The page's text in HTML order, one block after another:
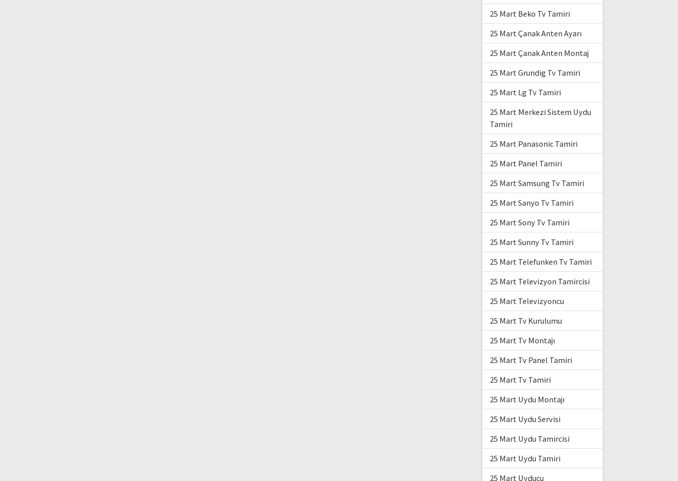
25 Mart Beko Tv Tamiri
25 Mart Çanak Anten Ayarı
25 Mart Çanak Anten Montaj
25 Mart Grundig Tv Tamiri
25 Mart Lg Tv Tamiri
25 Mart Merkezi Sistem Uydu
Tamiri
25 Mart Panasonic Tamiri
25 Mart Panel Tamiri
25 Mart Samsung Tv Tamiri
25 Mart Sanyo Tv Tamiri
25 Mart Sony Tv Tamiri
25 Mart Sunny Tv Tamiri
25 Mart Telefunken Tv Tamiri
25 Mart Televizyon Tamircisi
25 Mart Televizyoncu
25 Mart Tv Kurulumu
25 Mart Tv Montajı
25 Mart Tv Panel Tamiri
25 Mart Tv Tamiri
25 Mart Uydu Montajı
25 Mart Uydu Servisi
25 Mart Uydu Tamircisi
25 Mart Uydu Tamiri
25 Mart Uyducu